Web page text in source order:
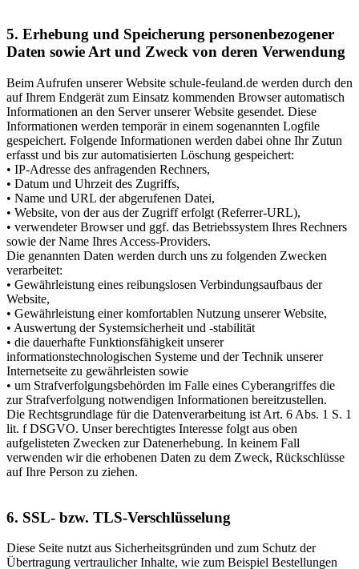
5. Erhebung und Speicherung personenbezogener
Daten sowie Art und Zweck von deren Verwendung
Beim Aufrufen unserer Website schule-feuland.de werden durch den
auf Ihrem Endgerät zum Einsatz kommenden Browser automatisch
Informationen an den Server unserer Website gesendet. Diese
Informationen werden temporär in einem sogenannten Logfile
gespeichert. Folgende Informationen werden dabei ohne Ihr Zutun
erfasst und bis zur automatisierten Löschung gespeichert:
• IP-Adresse des anfragenden Rechners,
• Datum und Uhrzeit des Zugriffs,
• Name und URL der abgerufenen Datei,
• Website, von der aus der Zugriff erfolgt (Referrer-URL),
• verwendeter Browser und ggf. das Betriebssystem Ihres Rechners
sowie der Name Ihres Access-Providers.
Die genannten Daten werden durch uns zu folgenden Zwecken
verarbeitet:
• Gewährleistung eines reibungslosen Verbindungsaufbaus der
Website,
• Gewährleistung einer komfortablen Nutzung unserer Website,
• Auswertung der Systemsicherheit und -stabilität
• die dauerhafte Funktionsfähigkeit unserer
informationstechnologischen Systeme und der Technik unserer
Internetseite zu gewährleisten sowie
• um Strafverfolgungsbehörden im Falle eines Cyberangriffes die
zur Strafverfolgung notwendigen Informationen bereitzustellen.
Die Rechtsgrundlage für die Datenverarbeitung ist Art. 6 Abs. 1 S. 1
lit. f DSGVO. Unser berechtigtes Interesse folgt aus oben
aufgelisteten Zwecken zur Datenerhebung. In keinem Fall
verwenden wir die erhobenen Daten zu dem Zweck, Rückschlüsse
auf Ihre Person zu ziehen.
6. SSL- bzw. TLS-Verschlüsselung
Diese Seite nutzt aus Sicherheitsgründen und zum Schutz der
Übertragung vertraulicher Inhalte, wie zum Beispiel Bestellungen